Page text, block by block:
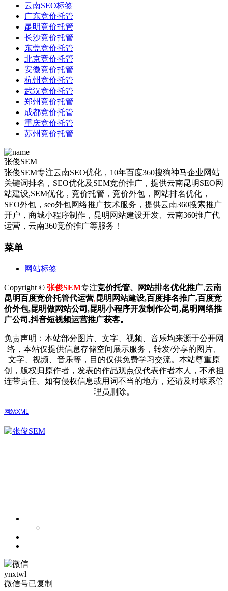
云南SEO标签
广东竞价托管
昆明竞价托管
长沙竞价托管
东莞竞价托管
北京竞价托管
安徽竞价托管
杭州竞价托管
武汉竞价托管
郑州竞价托管
成都竞价托管
重庆竞价托管
苏州竞价托管
张俊SEM
张俊SEM专注云南SEO优化，10年百度360搜狗神马企业网站
关键词排名，SEO优化及SEM竞价推广，提供云南昆明SEO网
站建设,SEM优化，竞价托管，竞价外包，网站排名优化，
SEO外包，seo外包网络推广技术服务，提供云南360搜索推广
开户，商城小程序制作，昆明网站建设开发、云南360推广代
运营，云南360竞价推广等服务！
菜单
网站标签
Copyright © 张俊SEM专注竞价托管、 网站排名优化推广,云南
昆明百度竞价托管代运营,昆明网站建设,百度排名推广,百度竞
价外包,昆明做网站公司,昆明小程序开发制作公司,昆明网络推
广公司,抖音短视频运营推广获客。
免责声明：本站部分图片、文字、视频、音乐均来源于公开网
络，本站仅提供信息存储空间展示服务，转发/分享的图片、
文字、视频、音乐等，目的仅供免费学习交流。本站尊重原
创，版权归原作者，发表的作品观点仅代表作者本人，不承担
连带责任。如有侵权信息或用词不当的地方，还请及时联系管
理员删除。
网站XML
ynxtwl
微信号已复制